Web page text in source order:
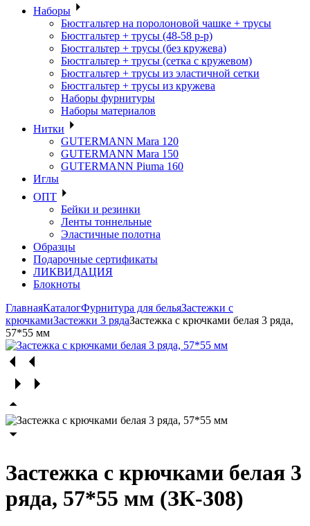
Наборы
Бюстгальтер на поролоновой чашке + трусы
Бюстгальтер + трусы (48-58 р-р)
Бюстгальтер + трусы (без кружева)
Бюстгальтер + трусы (сетка с кружевом)
Бюстгальтер + трусы из эластичной сетки
Бюстгальтер + трусы из кружева
Наборы фурнитуры
Наборы материалов
Нитки
GUTERMANN Mara 120
GUTERMANN Mara 150
GUTERMANN Piuma 160
Иглы
ОПТ
Бейки и резинки
Ленты тоннельные
Эластичные полотна
Образцы
Подарочные сертификаты
ЛИКВИДАЦИЯ
Блокноты
ГлавнаяКаталогФурнитура для бельяЗастежки с
крючкамиЗастежки 3 рядаЗастежка с крючками белая 3 ряда,
57*55 мм
Застежка с крючками белая 3
ряда, 57*55 мм (ЗК-308)